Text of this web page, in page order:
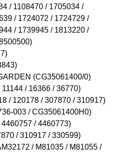
/ 1108470 / 1705034 /
/ 1724072 / 1724729 /
/ 1739945 / 1813220 /
(CG35061400/0)
/ 16366 / 36770)
/ 120178 / 307870 / 310917)
003 / CG35061400H0)
/ 4460773)
/ 310917 / 330599)
/ M81035 / M81055 /